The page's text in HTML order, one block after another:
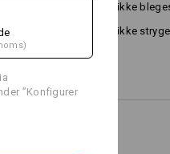
Må ikke
Må ikke
”Konfigurer